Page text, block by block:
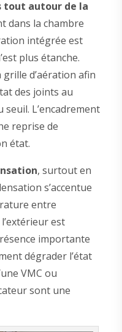
tout autour de la
dans la chambre
intégrée est
plus étanche.
d’aération afin
des joints au
L’encadrement
reprise de
état.
, surtout en
s’accentue
entre
est
importante
dégrader l’état
VMC ou
sont une